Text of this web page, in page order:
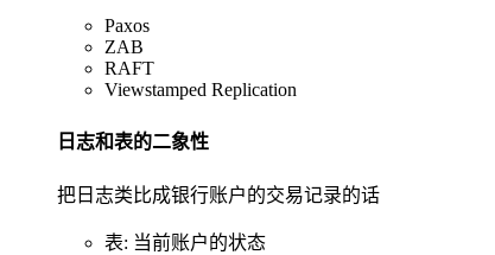
Paxos
ZAB
RAFT
Viewstamped Replication
日志和表的二象性
把日志类比成银行账户的交易记录的话
表: 当前账户的状态